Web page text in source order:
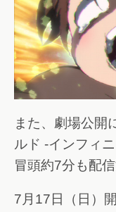
また、劇場公開
ルド -インフィ
冒頭約7分も配信
7月17日（日）